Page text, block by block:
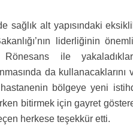
sağlık alt yapısındaki
liderliğinin
Rönesans ile
da
bölgeye yeni
bitirmek için gayret
herkese teşekkür etti.